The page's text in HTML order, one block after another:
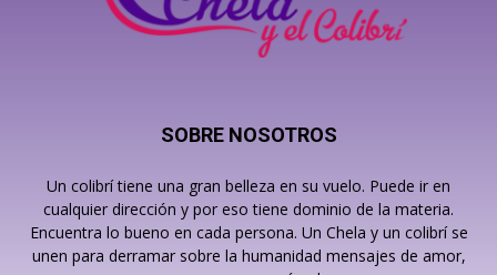
SOBRE NOSOTROS
Un colibrí tiene una gran belleza en su vuelo. Puede ir en
cualquier dirección y por eso tiene dominio de la materia.
Encuentra lo bueno en cada persona. Un Chela y un colibrí se
unen para derramar sobre la humanidad mensajes de amor,